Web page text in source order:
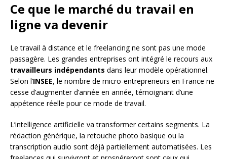
Ce que le marché du travail en
ligne va devenir
Le travail à distance et le freelancing ne sont pas une mode
passagère. Les grandes entreprises ont intégré le recours aux
travailleurs indépendants dans leur modèle opérationnel.
Selon l’INSEE, le nombre de micro-entrepreneurs en France ne
cesse d’augmenter d’année en année, témoignant d’une
appétence réelle pour ce mode de travail.
L’intelligence artificielle va transformer certains segments. La
rédaction générique, la retouche photo basique ou la
transcription audio sont déjà partiellement automatisées. Les